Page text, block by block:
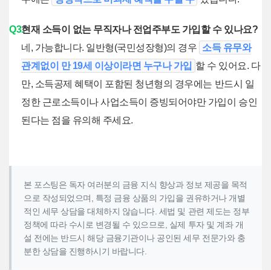
Q3.현재 소득이 없는 무직자나 전업주부도 가입할 수 있나요?
네, 가능합니다. 일반형(국민성장형)의 경우 소득 유무와
관계없이 만 19세 이상이라면 누구나 가입 할 수 있어요. 다
만, 소득공제 혜택이 포함된 청년형의 경우에는 반드시 일
정한 근로소득이나 사업소득이 증빙되어야만 가입이 승인
된다는 점을 유의해 주세요.
본 포스팅은 독자 여러분의 금융 지식 향상과 정보 제공을 목적
으로 작성되었으며, 특정 금융 상품의 가입을 권유하거나 개별
적인 세무 상담을 대체하지 않습니다. 세법 및 관련 제도는 정부
정책에 따라 수시로 변경될 수 있으므로, 실제 투자 및 계좌 개
설 전에는 반드시 해당 금융기관이나 공인된 세무 전문가와 충
분한 상담을 진행하시기 바랍니다.